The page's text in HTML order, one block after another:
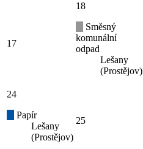
17
18
Směsný
komunální
odpad
Lešany
(Prostějov)
24
Papír
Lešany
(Prostějov)
25